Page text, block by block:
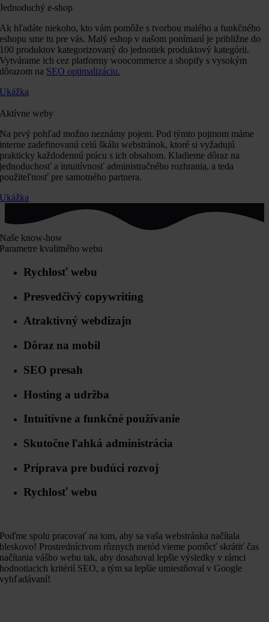
Jednoduchý e-shop
Ak hľadáte niekoho, kto vám pomôže s tvorbou malého a funkčného
eshopu sme tu pre vás. Malý eshop v našom ponímaní je približne do
100 produktov kategorizovaný do jednotiek produktový kategórii.
Vytvárame ich cez platformy woocommerce a shopify s vysokým
dôrazom na SEO optimalizáciu.
Ukážka
Aktívne weby
Na prvý pohľad možno neznámy pojem. Pod týmto pojmom máme
interne zadefinovanú celú škálu webstránok, ktoré si vyžadujú
prakticky každodennú prácu s ich obsahom. Kladieme dôraz na
jednoduchosť a intuitívnosť administračného rozhrania, a teda
použiteľnosť pre samotného partnera.
Ukážka
Naše know-how
Parametre kvalitného webu
Rychlosť webu
Presvedčivý copywriting
Atraktivný webdizajn
Dôraz na mobil
SEO presah
Hosting a udržba
Intuitívne a funkčné používanie
Skutočne ľahká administrácia
Príprava pre budúci rozvoj
Rychlosť webu
Poďme spolu pracovať na tom, aby sa vaša webstránka načítala
bleskovo! Prostredníctvom rôznych metód vieme pomôcť skrátiť čas
načítania vášho webu tak, aby dosahoval lepšie výsledky v rámci
hodnotiacich kritérií SEO, a tým sa lepšie umiestňoval v Google
vyhľadávaní!